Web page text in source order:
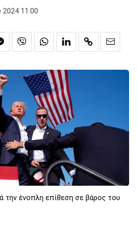
2024 11:00
την ένοπλη επίθεση σε βάρος του